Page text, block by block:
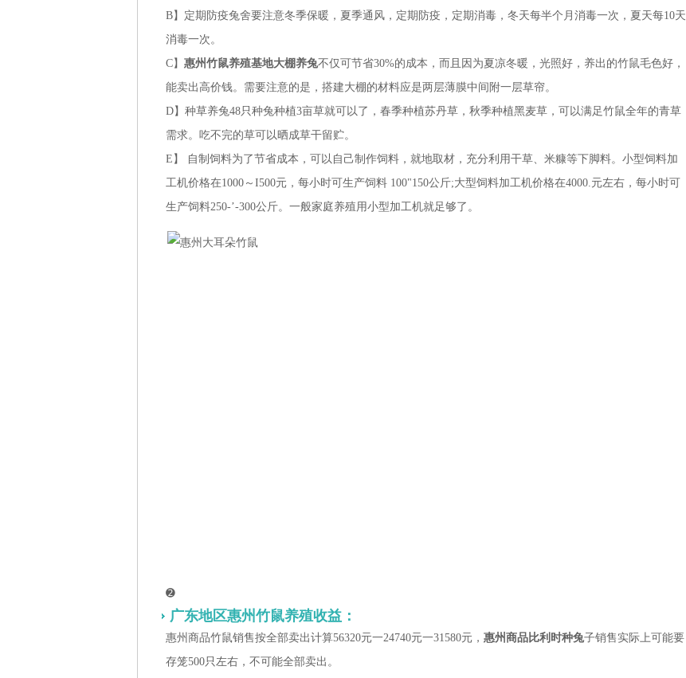
B】定期防疫兔舍要注意冬季保暖，夏季通风，定期防疫，定期消毒，冬天每半个月消毒一次，夏天每10天
消毒一次。
C】 惠州竹鼠养殖基地大棚养兔不仅可节省30%的成本，而且因为夏凉冬暖，光照好，养出的竹鼠毛色好，
能卖出高价钱。需要注意的是，搭建大棚的材料应是两层薄膜中间附一层草帘。
D】种草养兔48只种兔种植3亩草就可以了，春季种植苏丹草，秋季种植黑麦草，可以满足竹鼠全年的青草
需求。吃不完的草可以晒成草干留贮。
E】 自制饲料为了节省成本，可以自己制作饲料，就地取材，充分利用干草、米糠等下脚料。小型饲料加
工机价格在1000～I500元，每小时可生产饲料 100"150公斤;大型饲料加工机价格在4000.元左右，每小时可
生产饲料250-’-300公斤。一般家庭养殖用小型加工机就足够了。
➋
广东地区惠州竹鼠养殖收益：
惠州商品竹鼠销售按全部卖出计算56320元一24740元一31580元， 惠州商品比利时种兔子销售实际上可能要
存笼500只左右，不可能全部卖出。